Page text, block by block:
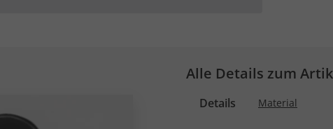
Alle Details zum
Details Material